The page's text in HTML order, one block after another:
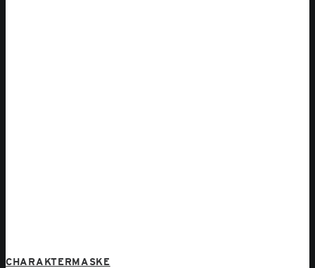
CHARAKTERMASKE